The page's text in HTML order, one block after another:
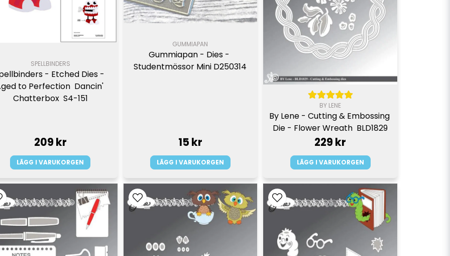
SPELLBINDERS
- Etched Dies -
to Perfection  Dancin'
Chatterbox  S4-151
209 kr
LÄGG I VARUKORGEN
GUMMIAPAN
Gummiapan - Dies -
Studentmössor Mini D250314
15 kr
LÄGG I VARUKORGEN
BY LENE
By Lene - Cutting & Embossing
Die - Flower Wreath  BLD1829
229 kr
LÄGG I VARUKORGEN